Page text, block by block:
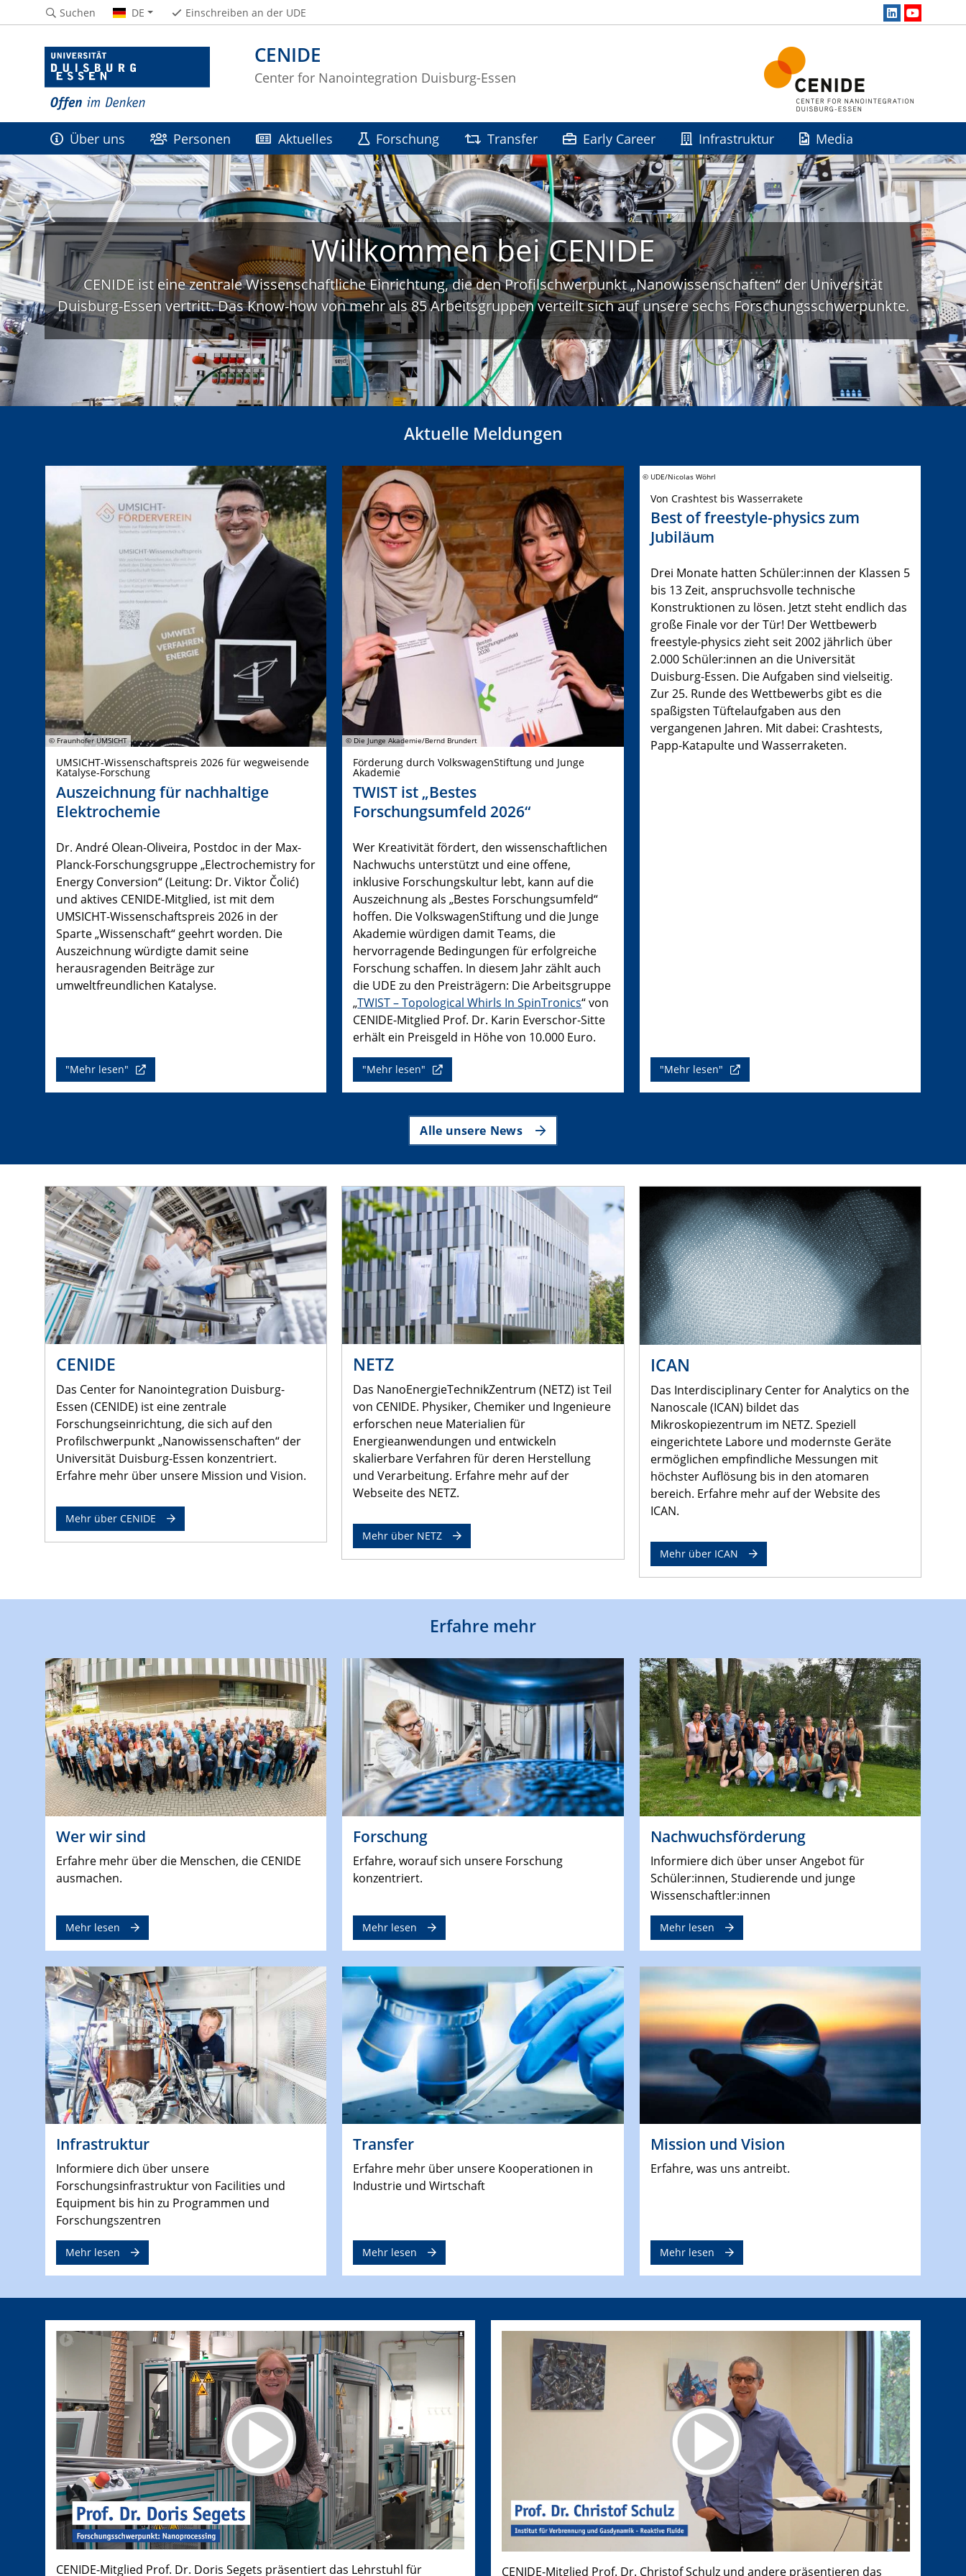
CENIDE
Center for Nanointegration Duisburg-Essen
Suchen DE Einschreiben an der UDE
Über uns Personen Aktuelles Forschung Transfer Early Career Infrastruktur Media
Willkommen bei CENIDE
CENIDE ist eine zentrale Wissenschaftliche Einrichtung, die den Profilschwerpunkt „Nanowissenschaften“ der Universität
Duisburg-Essen vertritt. Das Know-how von mehr als 85 Arbeitsgruppen verteilt sich auf unsere sechs Forschungsschwerpunkte.
Aktuelle Meldungen
© Fraunhofer UMSICHT
UMSICHT-Wissenschaftspreis 2026 für wegweisende
Katalyse-Forschung
Auszeichnung für nachhaltige
Elektrochemie
Dr. André Olean-Oliveira, Postdoc in der Max-
Planck-Forschungsgruppe „Electrochemistry for
Energy Conversion“ (Leitung: Dr. Viktor Čolić)
und aktives CENIDE-Mitglied, ist mit dem
UMSICHT-Wissenschaftspreis 2026 in der
Sparte „Wissenschaft“ geehrt worden. Die
Auszeichnung würdigte damit seine
herausragenden Beiträge zur
umweltfreundlichen Katalyse.
"Mehr lesen"
© Die Junge Akademie/Bernd Brundert
Förderung durch VolkswagenStiftung und Junge
Akademie
TWIST ist „Bestes
Forschungsumfeld 2026“
Wer Kreativität fördert, den wissenschaftlichen
Nachwuchs unterstützt und eine offene,
inklusive Forschungskultur lebt, kann auf die
Auszeichnung als „Bestes Forschungsumfeld“
hoffen. Die VolkswagenStiftung und die Junge
Akademie würdigen damit Teams, die
hervorragende Bedingungen für erfolgreiche
Forschung schaffen. In diesem Jahr zählt auch
die UDE zu den Preisträgern: Die Arbeitsgruppe
„TWIST – Topological Whirls In SpinTronics“ von
CENIDE-Mitglied Prof. Dr. Karin Everschor-Sitte
erhält ein Preisgeld in Höhe von 10.000 Euro.
"Mehr lesen"
© UDE/Nicolas Wöhrl
Von Crashtest bis Wasserrakete
Best of freestyle-physics zum
Jubiläum
Drei Monate hatten Schüler:innen der Klassen 5
bis 13 Zeit, anspruchsvolle technische
Konstruktionen zu lösen. Jetzt steht endlich das
große Finale vor der Tür! Der Wettbewerb
freestyle-physics zieht seit 2002 jährlich über
2.000 Schüler:innen an die Universität
Duisburg-Essen. Die Aufgaben sind vielseitig.
Zur 25. Runde des Wettbewerbs gibt es die
spaßigsten Tüftelaufgaben aus den
vergangenen Jahren. Mit dabei: Crashtests,
Papp-Katapulte und Wasserraketen.
"Mehr lesen"
Alle unsere News
CENIDE
Das Center for Nanointegration Duisburg-
Essen (CENIDE) ist eine zentrale
Forschungseinrichtung, die sich auf den
Profilschwerpunkt „Nanowissenschaften“ der
Universität Duisburg-Essen konzentriert.
Erfahre mehr über unsere Mission und Vision.
Mehr über CENIDE
NETZ
Das NanoEnergieTechnikZentrum (NETZ) ist Teil
von CENIDE. Physiker, Chemiker und Ingenieure
erforschen neue Materialien für
Energieanwendungen und entwickeln
skalierbare Verfahren für deren Herstellung
und Verarbeitung. Erfahre mehr auf der
Webseite des NETZ.
Mehr über NETZ
ICAN
Das Interdisciplinary Center for Analytics on the
Nanoscale (ICAN) bildet das
Mikroskopiezentrum im NETZ. Speziell
eingerichtete Labore und modernste Geräte
ermöglichen empfindliche Messungen mit
höchster Auflösung bis in den atomaren
bereich. Erfahre mehr auf der Website des
ICAN.
Mehr über ICAN
Erfahre mehr
Wer wir sind
Erfahre mehr über die Menschen, die CENIDE
ausmachen.
Mehr lesen
Forschung
Erfahre, worauf sich unsere Forschung
konzentriert.
Mehr lesen
Nachwuchsförderung
Informiere dich über unser Angebot für
Schüler:innen, Studierende und junge
Wissenschaftler:innen
Mehr lesen
Infrastruktur
Informiere dich über unsere
Forschungsinfrastruktur von Facilities und
Equipment bis hin zu Programmen und
Forschungszentren
Mehr lesen
Transfer
Erfahre mehr über unsere Kooperationen in
Industrie und Wirtschaft
Mehr lesen
Mission und Vision
Erfahre, was uns antreibt.
Mehr lesen
CENIDE-Mitglied Prof. Dr. Doris Segets präsentiert das Lehrstuhl für CENIDE-Mitglied Prof. Dr. Christof Schulz und andere präsentieren das